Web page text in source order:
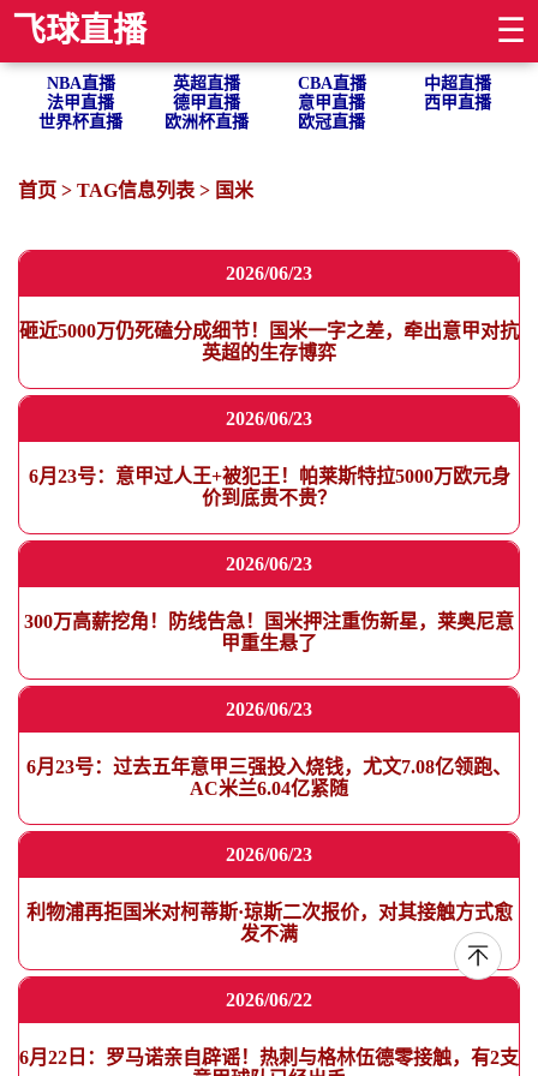
飞球直播 ☰
NBA直播 英超直播 CBA直播
中超直播
法甲直播
德甲直播 意甲直播
西甲直播
世界杯直播
欧洲杯直播 欧冠直播
首页 > TAG信息列表 > 国米
2026/06/23
砸近5000万仍死磕分成细节！国米一字之差，牵出意甲对抗
英超的生存博弈
2026/06/23
6月23号：意甲过人王+被犯王！帕莱斯特拉5000万欧元身
价到底贵不贵？
2026/06/23
300万高薪挖角！防线告急！国米押注重伤新星，莱奥尼意
甲重生悬了
2026/06/23
6月23号：过去五年意甲三强投入烧钱，尤文7.08亿领跑、
AC米兰6.04亿紧随
2026/06/23
利物浦再拒国米对柯蒂斯·琼斯二次报价，对其接触方式愈
发不满
2026/06/22
6月22日：罗马诺亲自辟谣！热刺与格林伍德零接触，有2支